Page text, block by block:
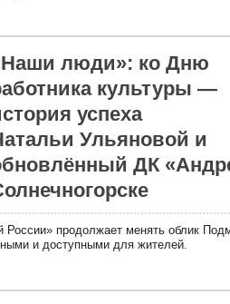
люди»: ко Дню
культуры —
успеха
Ульяновой и
ДК
России» продолжает менять облик
и доступными для жителей.